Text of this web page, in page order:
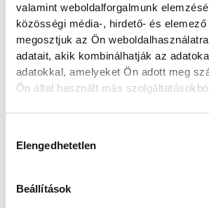
valamint weboldalforgalmunk
közösségi média-, hirdető- és
megosztjuk az Ön
adatait, akik kombinálhatják az
adatokkal, amelyeket Ön adott meg
Ön által használt más
Elengedhetetlen
Beállítások
SOROZAT FÉRFI
DÖNTŐ, 2025/
HAZAI
OTP BANK-
VENDÉG
ONE
HELYSZÍN
EREDMÉNY